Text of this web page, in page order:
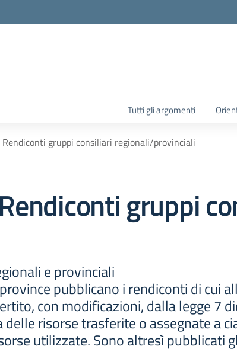
Tutti gli argomenti
Rendiconti gruppi consiliari regionali/provinciali
Rendiconti gruppi
e provinciali
pubblicano i rendiconti di cui
con modificazioni, dalla legge 7
risorse trasferite o assegnate a
utilizzate. Sono altresì pubblicati